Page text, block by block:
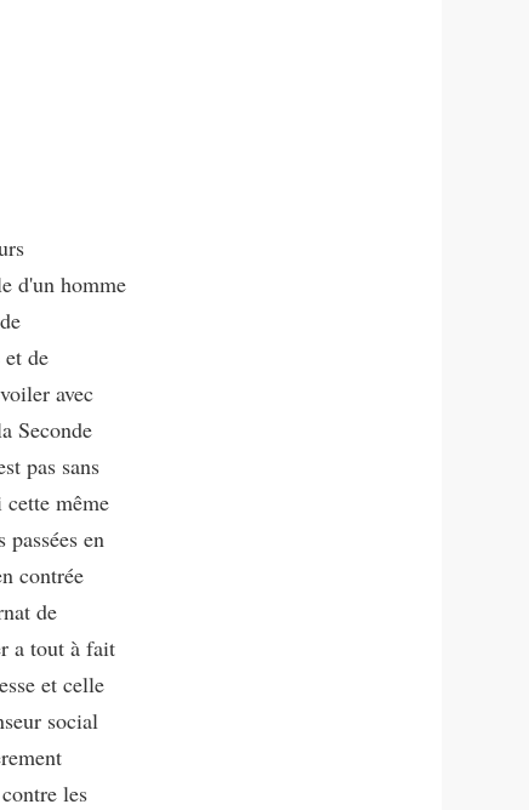
d'un homme
de
avec
Seconde
pas sans
même
en
contrée
de
a tout à fait
et celle
social
les